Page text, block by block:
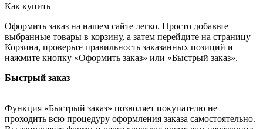
Как купить
Оформить заказ на нашем сайте легко. Просто добавьте
выбранные товары в корзину, а затем перейдите на страницу
Корзина, проверьте правильность заказанных позиций и
нажмите кнопку «Оформить заказ» или «Быстрый заказ».
Быстрый заказ
Функция «Быстрый заказ» позволяет покупателю не
проходить всю процедуру оформления заказа самостоятельно.